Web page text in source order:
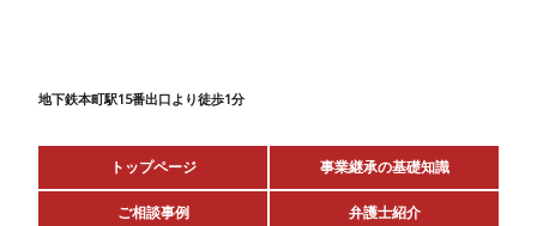
地下鉄本町駅15番出口より徒歩1分
トップページ 事業継承の基礎知識
ご相談事例 弁護士紹介